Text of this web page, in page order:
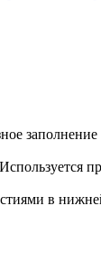
заполнение
в